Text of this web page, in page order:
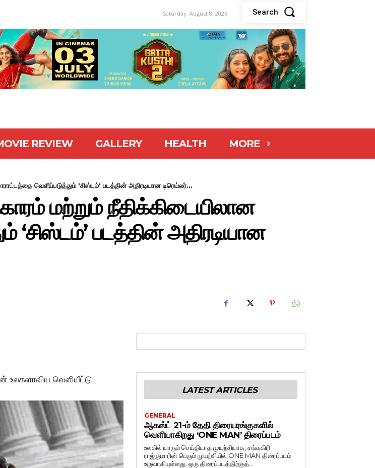
Saturday, August 8, 2026 Search
REVIEW GALLERY HEALTH MORE
வெளிப்படுத்தும் 'சிஸ்டம்' படத்தின் அதிரடியான டிரெய்லர்...
மற்றும் நீதிக்கிடையிலான
படத்தின் அதிரடியான
உலகளாவிய வெளியீட்டு
LATEST ARTICLES
GENERAL
ஆகஸ்ட் 21-ம் தேதி திரையரங்குகளில்
வெளியாகிறது ‘ONE MAN’ திரைப்படம்
உலகில் யாரும் செய்திடாத முயற்சியாக, சங்ககிரி
ராஜ்குமாரின் பெரும் முயற்சியில் ONE MAN திரைப்படம்
உருவாகியுள்ளது. ஒரு திரைப்படத்திற்குத்...